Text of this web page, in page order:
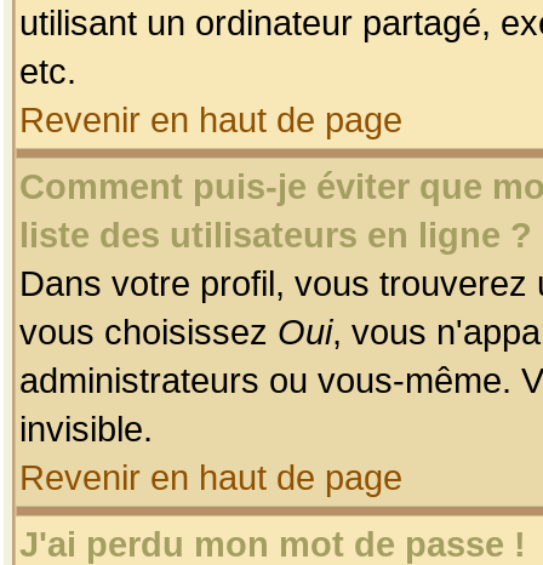
utilisant un ordinateur partagé,
etc.
Revenir en haut de page
Comment puis-je éviter que
liste des utilisateurs en ligne ?
Dans votre profil, vous
vous choisissez Oui, vous
administrateurs ou vous-même.
invisible.
Revenir en haut de page
J'ai perdu mon mot de passe !